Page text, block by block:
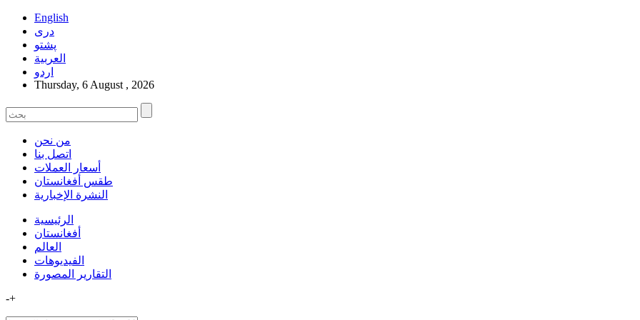
English
دری
پشتو
العربیة
اردو
Thursday, 6 August , 2026
من نحن
اتصل بنا
أسعار العملات
طقس أفغانستان
النشرة الإخبارية
الرئيسية
أفغانستان
العالم
الفیدیوهات
التقاریر المصورة
-+